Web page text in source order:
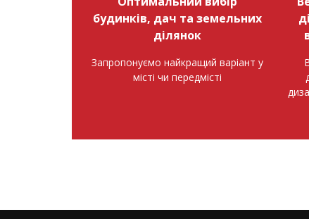
будинків, дач та земельних
ділянок
Запропонуємо найкращий варіант у
місті чи передмісті